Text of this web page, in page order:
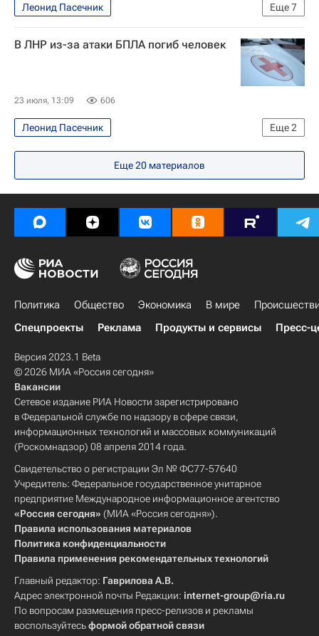
Еще7
Леонид Пасечник
Вооруженные силы Украины
Специальная военная операция на Украине
Следственный комитет России (СК РФ)
Происшествия
Украина
В ЛНР из-за атаки БПЛА погиб человек
23 июля, 13:09 606
Еще2
Леонид Пасечник
Луганская Народная Республика
Еще20 материалов
Политика Общество Экономика В мире
Спецпроекты
Реклама Продукты и сервисы Пресс-
Версия 2023.1 Beta
© 2026 МИА «Россия сегодня»
Вакансии
Сетевое издание РИА Новости зарегистрировано
в Федеральной службе по надзору в сфере связи,
информационных технологий и массовых коммуникаций
(Роскомнадзор) 08 апреля 2014 года.
Свидетельство о регистрации Эл № ФС77-57640
Учредитель: Федеральное государственное унитарное
предприятие Международное информационное агентство
«Россия сегодня» (МИА «Россия сегодня»).
Правила использования материалов
Политика конфиденциальности
Правила применения рекомендательных технологий
Главный редактор: Гаврилова А.В.
Адрес электронной почты Редакции: internet-group@ria.ru
По вопросам размещения пресс-релизов и рекламы
воспользуйтесьформой обратной связи